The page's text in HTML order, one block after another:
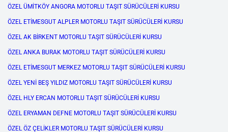
ÖZEL ÜMİTKÖY ANGORA MOTORLU TAŞIT SÜRÜCÜLERİ KURSU
ÖZEL ETİMESGUT ALPLER MOTORLU TAŞIT SÜRÜCÜLERİ KURSU
ÖZEL AK BİRKENT MOTORLU TAŞIT SÜRÜCÜLERİ KURSU
ÖZEL ANKA BURAK MOTORLU TAŞIT SÜRÜCÜLERİ KURSU
ÖZEL ETİMESGUT MERKEZ MOTORLU TAŞIT SÜRÜCÜLERİ KURSU
ÖZEL YENİ BEŞ YILDIZ MOTORLU TAŞIT SÜRÜCÜLERİ KURSU
ÖZEL HLY ERCAN MOTORLU TAŞIT SÜRÜCÜLERİ KURSU
ÖZEL ERYAMAN DEFNE MOTORLU TAŞIT SÜRÜCÜLERİ KURSU
ÖZEL ÖZ ÇELİKLER MOTORLU TAŞIT SÜRÜCÜLERİ KURSU